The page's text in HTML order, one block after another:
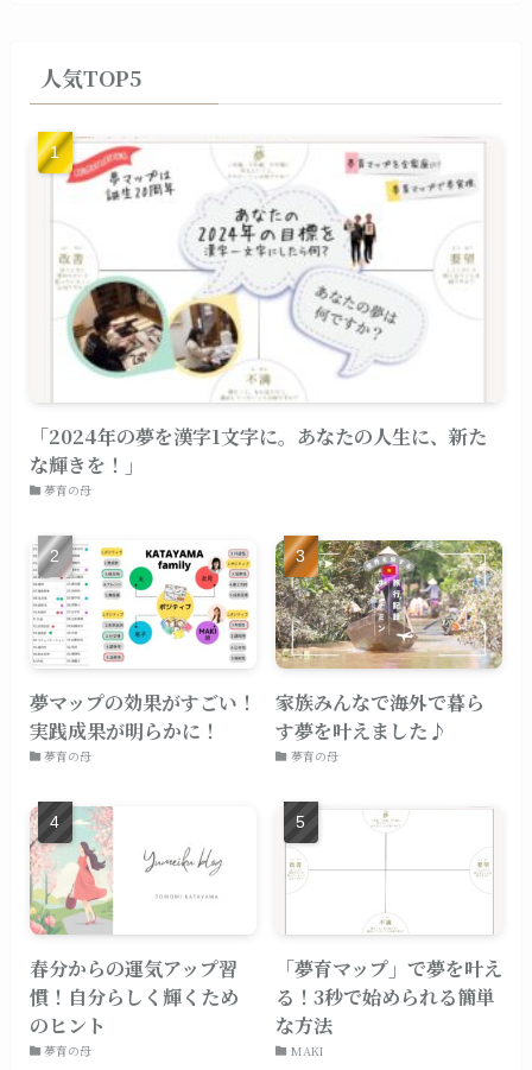
人気TOP5
「2024年の夢を漢字1文字に。あなたの人生に、新た
な輝きを！」
夢育の母
夢マップの効果がすごい！
実践成果が明らかに！
夢育の母
家族みんなで海外で暮ら
す夢を叶えました♪
夢育の母
春分からの運気アップ習
慣！自分らしく輝くため
のヒント
夢育の母
「夢育マップ」で夢を叶え
る！3秒で始められる簡単
な方法
MAKI